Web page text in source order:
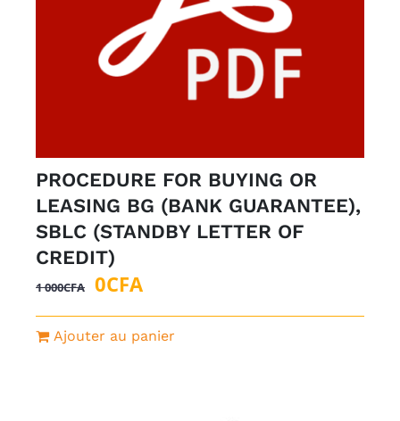
PROCEDURE FOR BUYING OR
LEASING BG (BANK GUARANTEE),
SBLC (STANDBY LETTER OF
CREDIT)
1 000CFA
Le
prix
initial
0CFALe
prix
actuel
Ajouter au panier